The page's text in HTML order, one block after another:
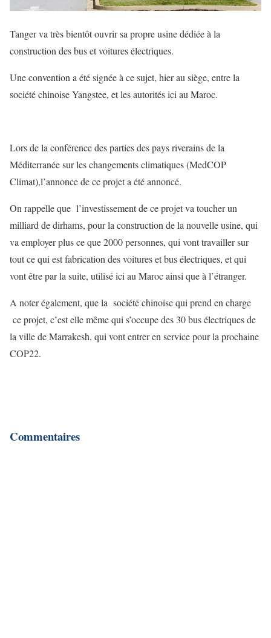
Tanger va très bientôt ouvrir sa propre usine dédiée à la
construction des bus et voitures électriques.
Une convention a été signée à ce sujet, hier au siège, entre la
société chinoise Yangstee, et les autorités ici au Maroc.
Lors de la conférence des parties des pays riverains de la
Méditerranée sur les changements climatiques (MedCOP
Climat),l’annonce de ce projet a été annoncé.
On rappelle que l’investissement de ce projet va toucher un
milliard de dirhams, pour la construction de la nouvelle usine, qui
va employer plus ce que 2000 personnes, qui vont travailler sur
tout ce qui est fabrication des voitures et bus électriques, et qui
vont être par la suite, utilisé ici au Maroc ainsi que à l’étranger.
A noter également, que la société chinoise qui prend en charge
ce projet, c’est elle même qui s’occupe des 30 bus électriques de
la ville de Marrakesh, qui vont entrer en service pour la prochaine
COP22.
Commentaires